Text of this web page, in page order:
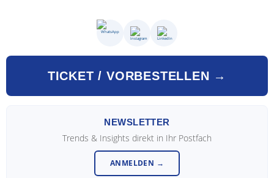
TICKET / VORBESTELLEN →
NEWSLETTER
Trends & Insights direkt in Ihr Postfach
ANMELDEN →